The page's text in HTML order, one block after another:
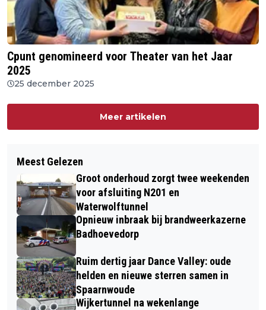
Cpunt genomineerd voor Theater van het Jaar
2025
25 december 2025
Meer artikelen
Meest Gelezen
Groot onderhoud zorgt twee weekenden
voor afsluiting N201 en
Waterwolftunnel
Opnieuw inbraak bij brandweerkazerne
Badhoevedorp
Ruim dertig jaar Dance Valley: oude
helden en nieuwe sterren samen in
Spaarnwoude
Wijkertunnel na wekenlange